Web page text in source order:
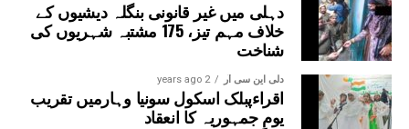
جمعہ کی نماز ادا کرنے کی اجازت حاصل تھی۔
دہلی میں غیر قانونی بنگلہ دیشیوں کے
خلاف مہم تیز، 175 مشتبہ شہریوں کی
شناخت
دلی این سی آر 2 years ago
اقراءپبلک اسکول سونیا وہارمیں تقریب
یومِ جمہوریہ کا انعقاد